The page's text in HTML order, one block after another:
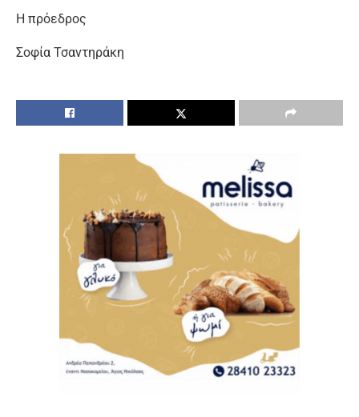
Η πρόεδρος
Σοφία Τσαντηράκη